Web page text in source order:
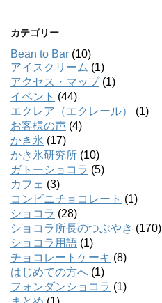
カテゴリー
Bean to Bar (10)
アイスクリーム (1)
アクセス・マップ(1)
イベント (44)
エクレア（エクレール）
(1)
お客様の声 (4)
かき氷 (17)
かき氷研究所 (10)
ガトーショコラ (5)
カフェ (3)
コンビニチョコレート (1)
ショコラ (28)
ショコラ所長のつぶやき (170)
ショコラ用語 (1)
チョコレートケーキ (8)
はじめての方へ (1)
フォンダンショコラ (1)